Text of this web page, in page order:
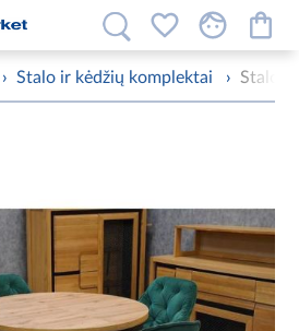
› Stalo ir kėdžių komplektai › Stalo ir